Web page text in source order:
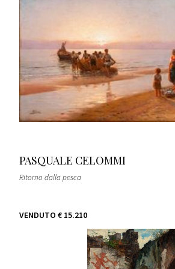
PASQUALE CELOMMI
Ritorno dalla pesca
VENDUTO € 15.210